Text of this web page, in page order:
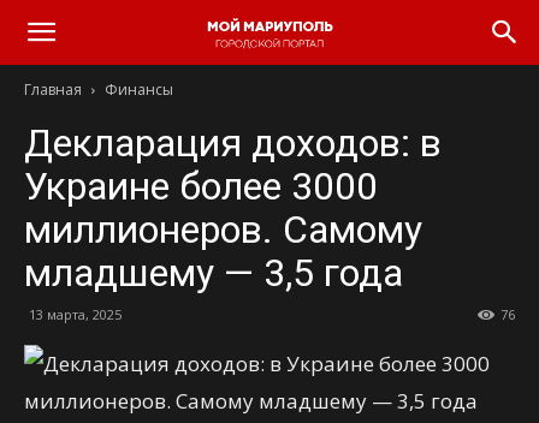
Главная Финансы
Декларация доходов: в
Украине более 3000
миллионеров. Самому
младшему — 3,5 года
13 марта, 2025 76